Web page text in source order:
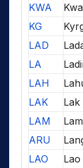
KWA
KG
LAD
LA
LAH
LAK
Lak
LAM
ARU
LAO
Lao